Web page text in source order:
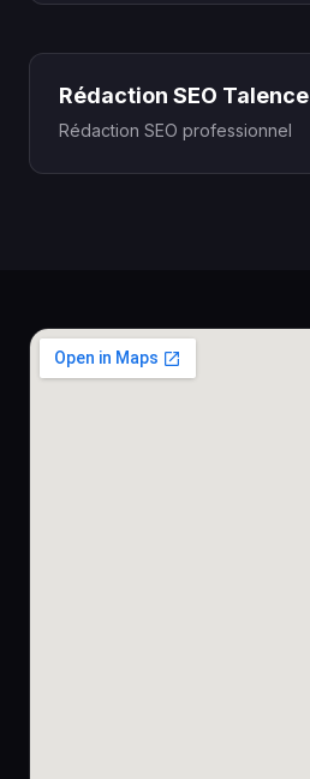
Rédaction SEO Talence
Rédaction SEO professionnel